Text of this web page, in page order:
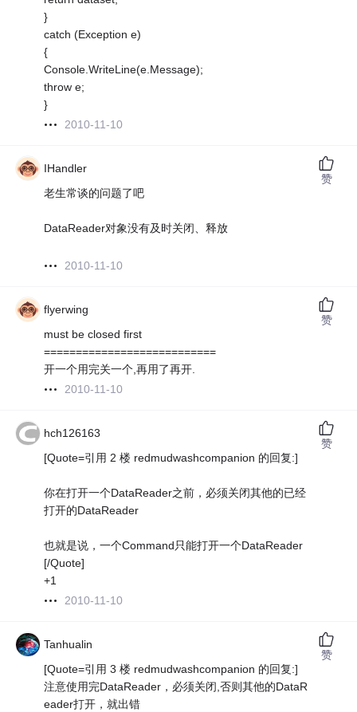
}
catch (Exception e)
{
Console.WriteLine(e.Message);
throw e;
}
2010-11-10
IHandler
老生常谈的问题了吧
DataReader对象没有及时关闭、释放
2010-11-10
赞
flyerwing
must be closed first
===========================
开一个用完关一个,再用了再开.
2010-11-10
赞
hch126163
[Quote=引用 2 楼 redmudwashcompanion 的回复:]
你在打开一个DataReader之前，必须关闭其他的已经
打开的DataReader
也就是说，一个Command只能打开一个DataReader
[/Quote]
+1
2010-11-10
赞
Tanhualin
[Quote=引用 3 楼 redmudwashcompanion 的回复:]
注意使用完DataReader，必须关闭,否则其他的DataR
eader打开，就出错
赞